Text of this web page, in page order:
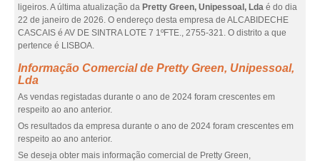
ligeiros. A última atualização da Pretty Green, Unipessoal, Lda é do dia
22 de janeiro de 2026. O endereço desta empresa de ALCABIDECHE
CASCAIS é AV DE SINTRA LOTE 7 1ºFTE., 2755-321. O distrito a que
pertence é LISBOA.
Informação Comercial de Pretty Green, Unipessoal,
Lda
As vendas registadas durante o ano de 2024 foram crescentes em
respeito ao ano anterior.
Os resultados da empresa durante o ano de 2024 foram crescentes em
respeito ao ano anterior.
Se deseja obter mais informação comercial de Pretty Green,